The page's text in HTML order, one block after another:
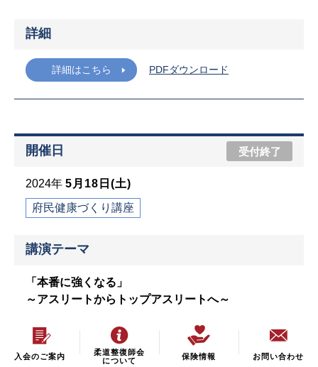
詳細
PDFダウンロード
詳細はこちら
開催日 受付終了
2024年 5月18日(土)
府民健康づくり講座
講演テーマ
「本番に強くなる」
～アスリートからトップアスリートへ～
講師名
入会のご案内
柔道整復師会
について
保険情報 お問い合わせ